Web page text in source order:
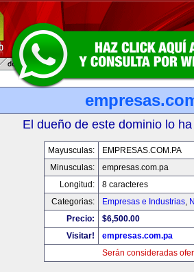
El dueño de este dominio lo
Mayusculas:
EMPRESAS.COM.PA
Minusculas:
empresas.com.pa
Longitud:
8 caracteres
Categorias:
Empresas e Industrias,
Precio:
$6,500.00
Visitar!
empresas.com.pa
Serán consideradas